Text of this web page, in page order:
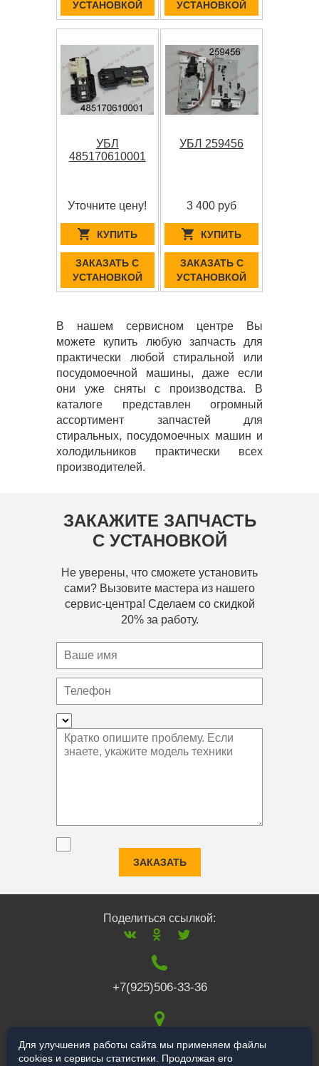
УСТАНОВКОЙ
УСТАНОВКОЙ
УБЛ
485170610001
Уточните цену!
КУПИТЬ
ЗАКАЗАТЬ С
УСТАНОВКОЙ
УБЛ 259456
3 400 руб
КУПИТЬ
ЗАКАЗАТЬ С
УСТАНОВКОЙ
В нашем сервисном центре Вы
можете купить любую запчасть для
практически любой стиральной или
посудомоечной машины, даже если
они уже сняты с производства. В
каталоге представлен огромный
ассортимент запчастей для
стиральных, посудомоечных машин и
холодильников практически всех
производителей.
ЗАКАЖИТЕ ЗАПЧАСТЬ
С УСТАНОВКОЙ
Не уверены, что сможете установить
сами? Вызовите мастера из нашего
сервис-центра! Сделаем со скидкой
20% за работу.
ЗАКАЗАТЬ
Поделиться ссылкой:
+7(925)506-33-36
117519,г. Москва,
Варшавское ш., 132
Для улучшения работы сайта мы применяем файлы
cookies и сервисы статистики. Продолжая его